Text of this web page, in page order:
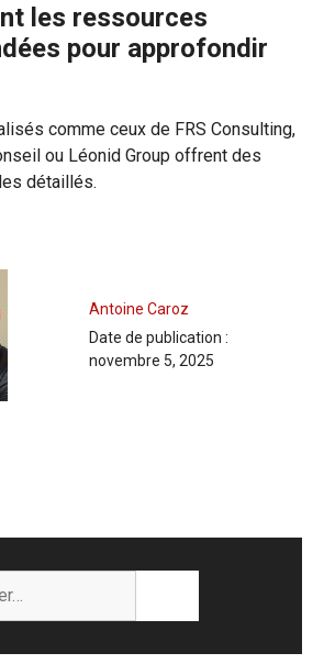
les ressources
pour approfondir
comme ceux de FRS Consulting,
ou Léonid Group offrent des
détaillés.
Antoine Caroz
Date de publication :
novembre 5, 2025